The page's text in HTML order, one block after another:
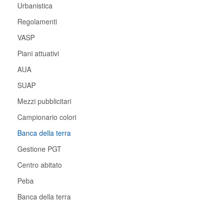
Urbanistica
Regolamenti
VASP
Piani attuativi
AUA
SUAP
Mezzi pubblicitari
Campionario colori
Banca della terra
Gestione PGT
Centro abitato
Peba
Banca della terra